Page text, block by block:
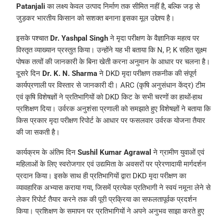
Patanjali का लक्ष्य केवल उत्पाद निर्माण तक सीमित नहीं है, बल्कि जड़ से
जुड़कर भारतीय किसान को सशक्त बनाना इसका मूल उद्देश्य है।
इसके पश्चात Dr. Yashpal Singhने मृदा परीक्षण के वैज्ञानिक महत्व पर
विस्तृत व्याख्यान प्रस्तुत किया। उन्होंने यह भी बताया कि N, P, K सहित सूक्ष्म
पोषक तत्वों की जानकारी के बिना खेती करना अनुमान के आधार पर चलना है।
दूसरे दिन Dr. K. N. Sharmaने DKD मृदा परीक्षण तकनीक की संपूर्ण
कार्यप्रणाली पर विस्तार से जानकारी दी। ARC (कृषि अनुसंधान केंद्र) टीम
एवं कृषि विशेषज्ञों ने प्रतिभागियों को DKD किट के सभी चरणों का हाथों-हाथ
प्रशिक्षण दिया। उर्वरक अनुशंसा प्रणाली को समझाते हुए विशेषज्ञों ने बताया कि
किस प्रकार मृदा परीक्षण रिपोर्ट के आधार पर फसलवार उर्वरक योजना तैयार
की जा सकती है।
कार्यक्रम के अंतिम दिन Sushil Kumar Agrawal ने ग्रामीण युवाओं एवं
महिलाओं के लिए स्वरोजगार एवं उद्यमिता के अवसरों पर प्रेरणादायी मार्गदर्शन
प्रदान किया। इसके साथ ही प्रतिभागियों द्वारा DKD मृदा परीक्षण का
व्यावहारिक अभ्यास कराया गया, जिसमें प्रत्येक प्रतिभागी ने स्वयं नमूना लेने से
लेकर रिपोर्ट तैयार करने तक की पूरी प्रक्रिया का सफलतापूर्वक प्रदर्शन
किया। प्रशिक्षण के समापन पर प्रतिभागियों ने अपने अनुभव साझा करते हुए